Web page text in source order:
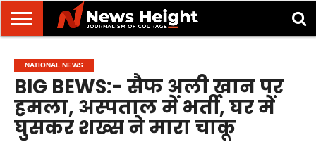
मसूरी
उत्तराखंड
उत्तरप्रदेश
राष्ट्रीय
अंतरराष्ट्रीय
क्राइम/
दुर्घटना
खेल/
मनोरंजन
ज्योतिष
शिक्षा
स्वास्थ्य
NATIONAL NEWS
BIG BEWS:- सैफ अली खान पर
हमला, अस्पताल में भर्ती, घर में
घुसकर शख्स ने मारा चाकू